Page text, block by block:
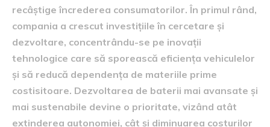
recâștige încrederea consumatorilor. În primul rând,
compania a crescut investițiile în cercetare și
dezvoltare, concentrându-se pe inovații
tehnologice care să sporească eficiența vehiculelor
și să reducă dependența de materiile prime
costisitoare. Dezvoltarea de baterii mai avansate și
mai sustenabile devine o prioritate, vizând atât
extinderea autonomiei, cât și diminuarea costurilor